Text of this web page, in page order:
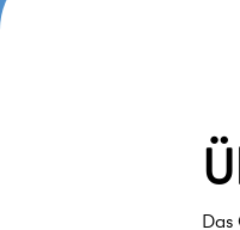
Das